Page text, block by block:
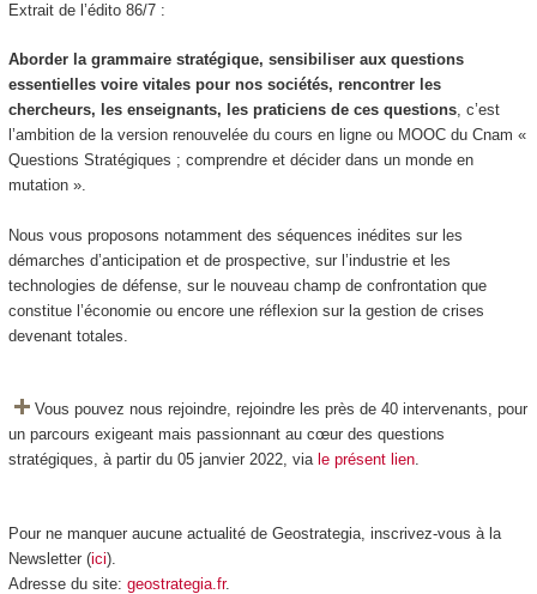
Extrait de l’édito 86/7 :
Aborder la grammaire stratégique, sensibiliser aux questions
essentielles voire vitales pour nos sociétés, rencontrer les
chercheurs, les enseignants, les praticiens de ces questions, c’est
l’ambition de la version renouvelée du cours en ligne ou MOOC du Cnam «
Questions Stratégiques ; comprendre et décider dans un monde en
mutation ».
Nous vous proposons notamment des séquences inédites sur les
démarches d’anticipation et de prospective, sur l’industrie et les
technologies de défense, sur le nouveau champ de confrontation que
constitue l’économie ou encore une réflexion sur la gestion de crises
devenant totales.
Vous pouvez nous rejoindre, rejoindre les près de 40 intervenants, pour
un parcours exigeant mais passionnant au cœur des questions
stratégiques, à partir du 05 janvier 2022, via le présent lien.
Pour ne manquer aucune actualité de Geostrategia, inscrivez-vous à la
Newsletter (ici).
Adresse du site: geostrategia.fr.